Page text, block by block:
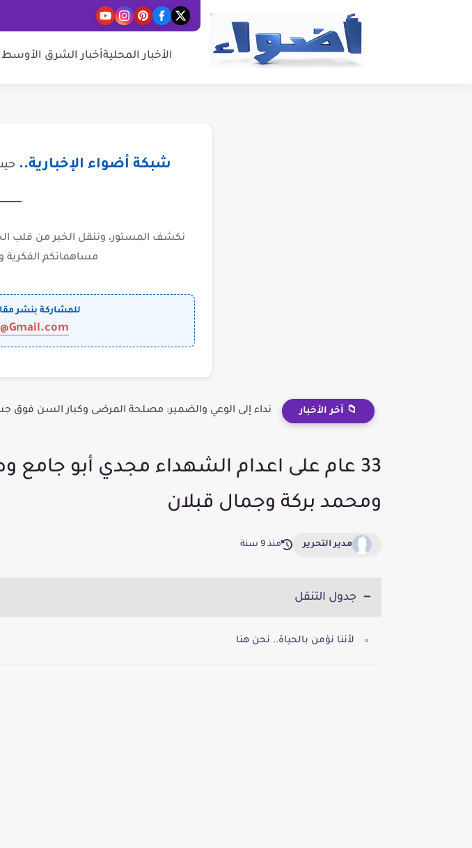
الأخبار المحليةأخبار الشرق الأوسط
شبكة أضواء الإخبارية..
نكشف المستور، وننقل الخبر من قلب
مساهماتكم الفكرية
للمشاركة بنشر
📁 آخر الأخبار نداء إلى الوعي والضمير: مصلحة المرضى وكبار السن فوق
33 عام على اعدام الشهداء مجدي أبو جامع
ومحمد بركة وجمال قبلان
مدير التحرير منذ 9 سنة
جدول التنقل
لأننا نؤمن بالحياة.. نحن هنا